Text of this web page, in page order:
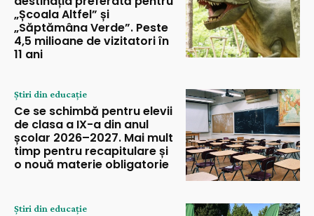
„Școala Altfel” și
„Săptămâna Verde”. Peste
4,5 milioane de vizitatori în
11 ani
Știri din educație
Ce se schimbă pentru elevii
de clasa a IX-a din anul
școlar 2026–2027. Mai mult
timp pentru recapitulare și
o nouă materie obligatorie
Știri din educație